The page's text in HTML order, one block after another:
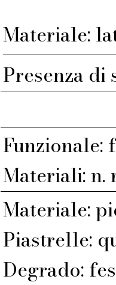
Materiale:
Presenza
Funzionale:
Materiali: n.
Materiale:
Piastrelle:
Degrado: